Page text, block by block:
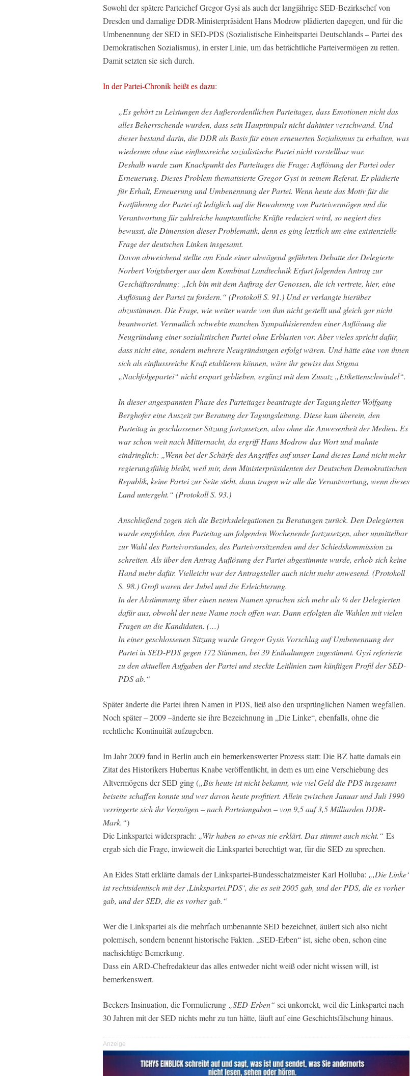
Sowohl der spätere Parteichef Gregor Gysi als auch der langjährige SED-Bezirkschef von
Dresden und damalige DDR-Ministerpräsident Hans Modrow plädierten dagegen, und für die
Umbenennung der SED in SED-PDS (Sozialistische Einheitspartei Deutschlands – Partei des
Demokratischen Sozialismus), in erster Linie, um das beträchtliche Parteivermögen zu retten.
Damit setzten sie sich durch.
In der Partei-Chronik heißt es dazu:
„Es gehört zu Leistungen des Außerordentlichen Parteitages, dass Emotionen nicht das
alles Beherrschende wurden, dass sein Hauptimpuls nicht dahinter verschwand. Und
dieser bestand darin, die DDR als Basis für einen erneuerten Sozialismus zu erhalten, was
wiederum ohne eine einflussreiche sozialistische Partei nicht vorstellbar war.
Deshalb wurde zum Knackpunkt des Parteitages die Frage: Auflösung der Partei oder
Erneuerung. Dieses Problem thematisierte Gregor Gysi in seinem Referat. Er plädierte
für Erhalt, Erneuerung und Umbenennung der Partei. Wenn heute das Motiv für die
Fortführung der Partei oft lediglich auf die Bewahrung von Parteivermögen und die
Verantwortung für zahlreiche hauptamtliche Kräfte reduziert wird, so negiert dies
bewusst, die Dimension dieser Problematik, denn es ging letztlich um eine existenzielle
Frage der deutschen Linken insgesamt.
Davon abweichend stellte am Ende einer abwägend geführten Debatte der Delegierte
Norbert Voigtsberger aus dem Kombinat Landtechnik Erfurt folgenden Antrag zur
Geschäftsordnung: „Ich bin mit dem Auftrag der Genossen, die ich vertrete, hier, eine
Auflösung der Partei zu fordern.“ (Protokoll S. 91.) Und er verlangte hierüber
abzustimmen. Die Frage, wie weiter wurde von ihm nicht gestellt und gleich gar nicht
beantwortet. Vermutlich schwebte manchen Sympathisierenden einer Auflösung die
Neugründung einer sozialistischen Partei ohne Erblasten vor. Aber vieles spricht dafür,
dass nicht eine, sondern mehrere Neugründungen erfolgt wären. Und hätte eine von ihnen
sich als einflussreiche Kraft etablieren können, wäre ihr gewiss das Stigma
„Nachfolgepartei“ nicht erspart geblieben, ergänzt mit dem Zusatz „Etikettenschwindel“.
In dieser angespannten Phase des Parteitages beantragte der Tagungsleiter Wolfgang
Berghofer eine Auszeit zur Beratung der Tagungsleitung. Diese kam überein, den
Parteitag in geschlossener Sitzung fortzusetzen, also ohne die Anwesenheit der Medien. Es
war schon weit nach Mitternacht, da ergriff Hans Modrow das Wort und mahnte
eindringlich: „Wenn bei der Schärfe des Angriffes auf unser Land dieses Land nicht mehr
regierungsfähig bleibt, weil mir, dem Ministerpräsidenten der Deutschen Demokratischen
Republik, keine Partei zur Seite steht, dann tragen wir alle die Verantwortung, wenn dieses
Land untergeht.“ (Protokoll S. 93.)
Anschließend zogen sich die Bezirksdelegationen zu Beratungen zurück. Den Delegierten
wurde empfohlen, den Parteitag am folgenden Wochenende fortzusetzen, aber unmittelbar
zur Wahl des Parteivorstandes, des Parteivorsitzenden und der Schiedskommission zu
schreiten. Als über den Antrag Auflösung der Partei abgestimmte wurde, erhob sich keine
Hand mehr dafür. Vielleicht war der Antragsteller auch nicht mehr anwesend. (Protokoll
S. 98.) Groß waren der Jubel und die Erleichterung.
In der Abstimmung über einen neuen Namen sprachen sich mehr als ¾ der Delegierten
dafür aus, obwohl der neue Name noch offen war. Dann erfolgten die Wahlen mit vielen
Fragen an die Kandidaten. (…)
In einer geschlossenen Sitzung wurde Gregor Gysis Vorschlag auf Umbenennung der
Partei in SED-PDS gegen 172 Stimmen, bei 39 Enthaltungen zugestimmt. Gysi referierte
zu den aktuellen Aufgaben der Partei und steckte Leitlinien zum künftigen Profil der SED-
PDS ab.“
Später änderte die Partei ihren Namen in PDS, ließ also den ursprünglichen Namen wegfallen.
Noch später – 2009 –änderte sie ihre Bezeichnung in „Die Linke“, ebenfalls, ohne die
rechtliche Kontinuität aufzugeben.
Im Jahr 2009 fand in Berlin auch ein bemerkenswerter Prozess statt: Die BZ hatte damals ein
Zitat des Historikers Hubertus Knabe veröffentlicht, in dem es um eine Verschiebung des
Altvermögens der SED ging („Bis heute ist nicht bekannt, wie viel Geld die PDS insgesamt
beiseite schaffen konnte und wer davon heute profitiert. Allein zwischen Januar und Juli 1990
verringerte sich ihr Vermögen – nach Parteiangaben – von 9,5 auf 3,5 Milliarden DDR-
Mark.“)
Die Linkspartei widersprach: „Wir haben so etwas nie erklärt. Das stimmt auch nicht.“ Es
ergab sich die Frage, inwieweit die Linkspartei berechtigt war, für die SED zu sprechen.
An Eides Statt erklärte damals der Linkspartei-Bundesschatzmeister Karl Holluba: „,Die Linke‘
ist rechtsidentisch mit der ,Linkspartei.PDS‘, die es seit 2005 gab, und der PDS, die es vorher
gab, und der SED, die es vorher gab.“
Wer die Linkspartei als die mehrfach umbenannte SED bezeichnet, äußert sich also nicht
polemisch, sondern benennt historische Fakten. „SED-Erben“ ist, siehe oben, schon eine
nachsichtige Bemerkung.
Dass ein ARD-Chefredakteur das alles entweder nicht weiß oder nicht wissen will, ist
bemerkenswert.
Beckers Insinuation, die Formulierung „SED-Erben“ sei unkorrekt, weil die Linkspartei nach
30 Jahren mit der SED nichts mehr zu tun hätte, läuft auf eine Geschichtsfälschung hinaus.
Anzeige